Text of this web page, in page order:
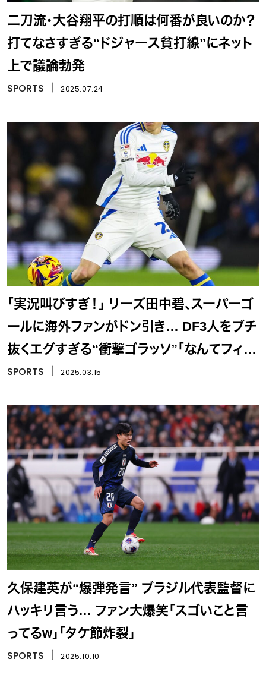
二刀流・大谷翔平の打順は何番が良いのか？
打てなさすぎる“ドジャース貧打線”にネット
上で議論勃発
SPORTS 2025.07.24
「実況叫びすぎ！」 リーズ田中碧、スーパーゴ
ールに海外ファンがドン引き… DF3人をブチ
抜くエグすぎる“衝撃ゴラッソ”「なんてフィニ
ッシュだ！」
SPORTS 2025.03.15
久保建英が“爆弾発言” ブラジル代表監督に
ハッキリ言う… ファン大爆笑「スゴいこと言
ってるw」「タケ節炸裂」
SPORTS 2025.10.10